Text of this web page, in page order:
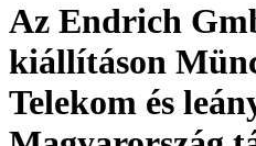
Az Endrich
kiállításon
Telekom és